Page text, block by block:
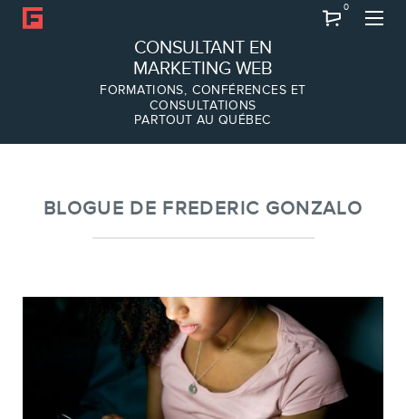
CONSULTANT EN
MARKETING WEB
FORMATIONS, CONFÉRENCES ET
CONSULTATIONS
PARTOUT AU QUÉBEC
0
À PROPOS
Équipe
BLOGUE DE FREDERIC GONZALO